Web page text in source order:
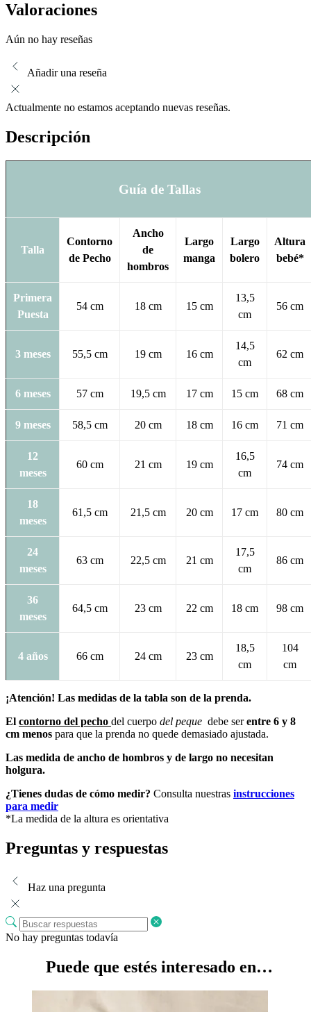
Valoraciones
Aún no hay reseñas
Añadir una reseña
Actualmente no estamos aceptando nuevas reseñas.
Descripción
Guía de Tallas
Talla
Contorno
de Pecho
Ancho
de
hombros
Largo
manga
Largo
bolero
Altura
bebé*
Primera
Puesta
54 cm 18 cm 15 cm
13,5
cm
56 cm
3 meses 55,5 cm 19 cm 16 cm
14,5
cm
62 cm
6 meses 57 cm 19,5 cm 17 cm 15 cm 68 cm
9 meses 58,5 cm 20 cm 18 cm 16 cm 71 cm
12
meses
60 cm 21 cm 19 cm
16,5
cm
74 cm
18
meses
61,5 cm 21,5 cm 20 cm 17 cm 80 cm
24
meses
63 cm 22,5 cm 21 cm
17,5
cm
86 cm
36
meses
64,5 cm 23 cm 22 cm 18 cm 98 cm
4 años 66 cm 24 cm 23 cm
18,5
cm
104
cm
¡Atención! Las medidas de la tabla son de la prenda.
El contorno del pecho del cuerpo del peque debe serentre 6 y 8
cm menos para que la prenda no quede demasiado ajustada.
Las medida de ancho de hombros y de largo no necesitan
holgura.
¿Tienes dudas de cómo medir? Consulta nuestras instrucciones
para medir
*La medida de la altura es orientativa
Preguntas y respuestas
Haz una pregunta
No hay preguntas todavía
Puede que estés interesado en…